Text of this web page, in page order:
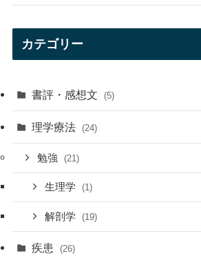
カテゴリー
書評・感想文 (5)
理学療法 (24)
勉強 (21)
生理学 (1)
解剖学 (19)
疾患 (26)